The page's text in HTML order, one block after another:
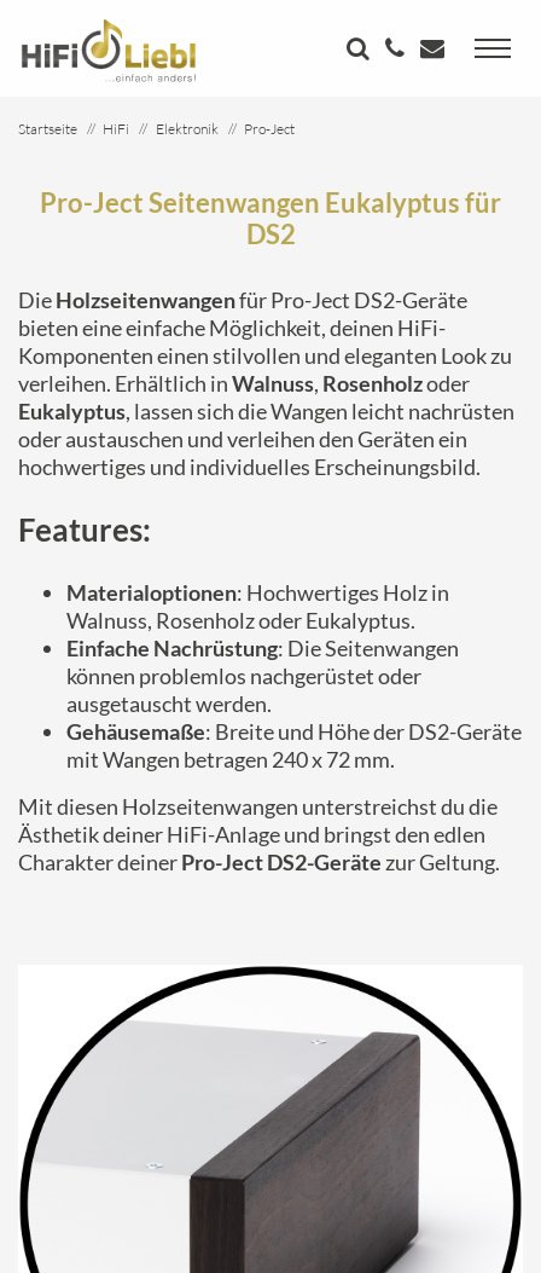
Startseite HiFi Elektronik
Pro-Ject
Pro-Ject Seitenwangen Eukalyptus für
DS2
DieHolzseitenwangenfür Pro-Ject DS2-Geräte
bieten eine einfache Möglichkeit, deinen HiFi-
Komponenten einen stilvollen und eleganten Look zu
verleihen. Erhältlich inWalnuss, Rosenholzoder
Eukalyptus, lassen sich die Wangen leicht nachrüsten
oder austauschen und verleihen den Geräten ein
hochwertiges und individuelles Erscheinungsbild.
Features:
Materialoptionen: Hochwertiges Holz in
Walnuss, Rosenholz oder Eukalyptus.
Einfache Nachrüstung: Die Seitenwangen
können problemlos nachgerüstet oder
ausgetauscht werden.
Gehäusemaße: Breite und Höhe der DS2-Geräte
mit Wangen betragen 240 x 72 mm.
Mit diesen Holzseitenwangen unterstreichst du die
Ästhetik deiner HiFi-Anlage und bringst den edlen
Charakter deinerPro-Ject DS2-Geräte zur Geltung.